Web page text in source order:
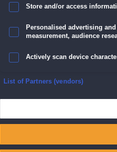
um 15:40
und India gereist. Ich finde
um 14:27
Man könnte dem Spiel ein neues
um 14:58
und habe Spaß daran. Da auch
Store and/or access
Personalised advertising
measurement, audience
Actively scan device
Ensure security, prevent
List of Partners (vendors)